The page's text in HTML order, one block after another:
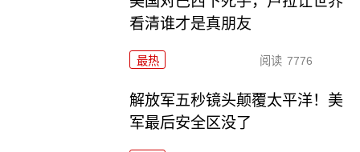
看清谁才是真朋友
最热 阅读 7776
解放军五秒镜头颠覆太平洋！美
军最后安全区没了